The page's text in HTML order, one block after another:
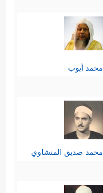
محمد أيوب
محمد صديق المنشاوي